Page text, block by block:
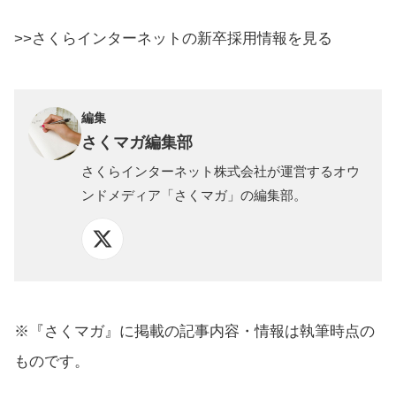
>>さくらインターネットの新卒採用情報を見る
編集
さくマガ編集部
さくらインターネット株式会社が運営するオウ
ンドメディア「さくマガ」の編集部。
※『さくマガ』に掲載の記事内容・情報は執筆時点の
ものです。